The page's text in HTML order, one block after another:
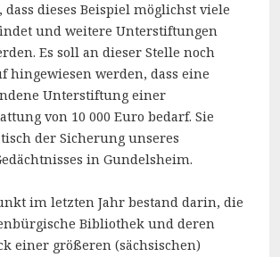
dieses Beispiel möglichst viele
und weitere Unterstiftungen
Es soll an dieser Stelle noch
hingewiesen werden, dass eine
Unterstiftung einer
von 10 000 Euro bedarf. Sie
der Sicherung unseres
in Gundelsheim.
im letzten Jahr bestand darin, die
Bibliothek und deren
einer größeren (sächsischen)